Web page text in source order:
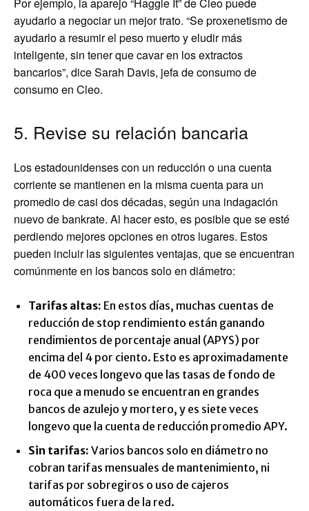
Por ejemplo, la aparejo “Haggle It” de Cleo puede
ayudarlo a negociar un mejor trato. “Se proxenetismo de
ayudarlo a resumir el peso muerto y eludir más
inteligente, sin tener que cavar en los extractos
bancarios”, dice Sarah Davis, jefa de consumo de
consumo en Cleo.
5. Revise su relación bancaria
Los estadounidenses con un reducción o una cuenta
corriente se mantienen en la misma cuenta para un
promedio de casi dos décadas, según una indagación
nuevo de bankrate. Al hacer esto, es posible que se esté
perdiendo mejores opciones en otros lugares. Estos
pueden incluir las siguientes ventajas, que se encuentran
comúnmente en los bancos solo en diámetro:
Tarifas altas: En estos días, muchas cuentas de
reducción de stop rendimiento están ganando
rendimientos de porcentaje anual (APYS) por
encima del 4 por ciento. Esto es aproximadamente
de 400 veces longevo que las tasas de fondo de
roca que a menudo se encuentran en grandes
bancos de azulejo y mortero, y es siete veces
longevo que la cuenta de reducción promedio APY.
Sin tarifas: Varios bancos solo en diámetro no
cobran tarifas mensuales de mantenimiento, ni
tarifas por sobregiros o uso de cajeros
automáticos fuera de la red.